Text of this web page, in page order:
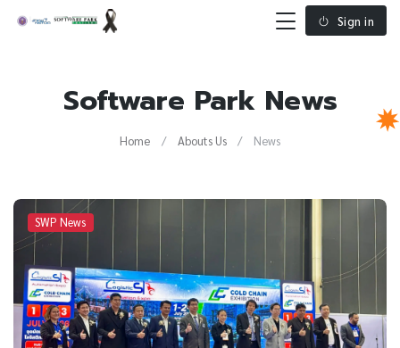
Sign in
Software Park News
Home Abouts Us News
SWP News